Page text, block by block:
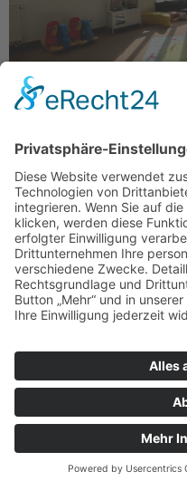
Das zweite Projekt,
„MOVE FOR CHANGE“
„Familientreffpunkt
MiniMax befindet sich in
aber auch zur
Dießen. Ich habe im
vielfältigen Aufgaben am
mich aber davon auch
Zustimmung verwalten